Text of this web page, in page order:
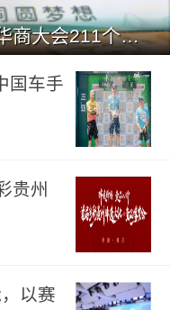
淮安成功举办第四届淮河华商大会211个签约项目 总投资1486.
国车手
贵州
以赛